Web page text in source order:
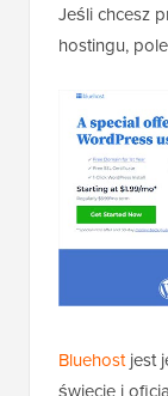
Jeśli chcesz
hostingu,
Bluehostjest